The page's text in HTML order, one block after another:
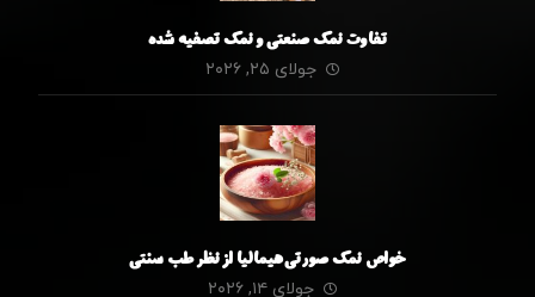
تفاوت نمک صنعتی و نمک تصفیه شده
جولای ۲۵, ۲۰۲۶
خواص نمک صورتی هیمالیا از نظر طب سنتی
جولای ۱۴, ۲۰۲۶